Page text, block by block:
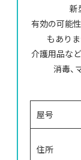
新
有効の可能
もありま
介護用品な
消毒、
屋号
住所